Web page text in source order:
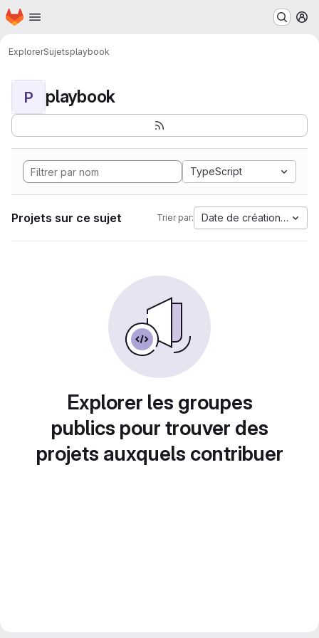
Passer au contenu principal
Page d'accueil
ExplorerSujetsplaybook
P playbook
TypeScript
Projets sur ce sujet Trier par: Date de création la plus
Explorer les groupes
publics pour trouver des
projets auxquels contribuer